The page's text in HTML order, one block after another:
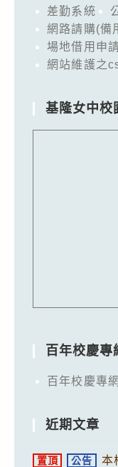
差勤系統
網路請購(備
場地借用申
網站維護之
基隆女中校
百年校慶專
百年校慶專網
近期文章
置頂 公告
本